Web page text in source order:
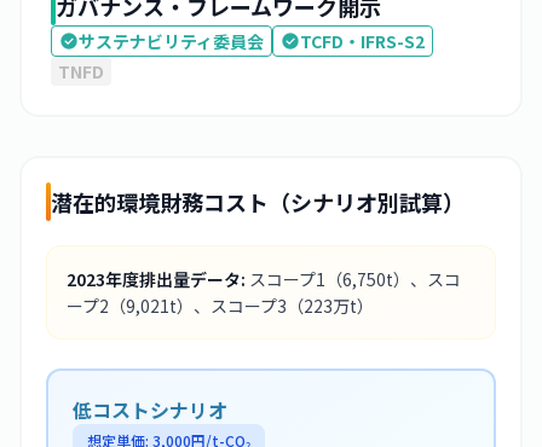
サステナビリティ委員会
TCFD・IFRS-S2
TNFD
潜在的環境財務コスト（シナリオ別試算）
2023年度排出量データ: スコープ1 （6,750t） 、スコ
ープ2 （9,021t） 、スコープ3 （223万t）
低コストシナリオ
想定単価: 3,000円/t-CO₂